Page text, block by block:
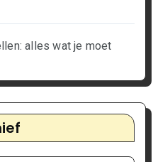
alles wat je moet